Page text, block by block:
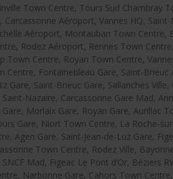
Town Centre, Tours Sud Chambray
Aéroport, Vannes HQ,
Aéroport, Montauban Town Centre,
Rodez Aéroport, Rennes Town
Town Centre, Royan Town Centre,
Centre, Fontainebleau Gare, Saint-
Gare, Saint-Brieuc Gare, Sallanches Ville,
Nazaire, Carcassonne Gare Mad,
Morlaix Gare, Royan Gare, Aurillac
Gare, Niort Town Centre, La Roche-
Agen Gare, Saint-Jean-de-Luz Gare,
Town Centre, Rodez Ville,
Mad, Figeac Le Pont d’Or, Béziers
Narbonne Gare, Cahors Town